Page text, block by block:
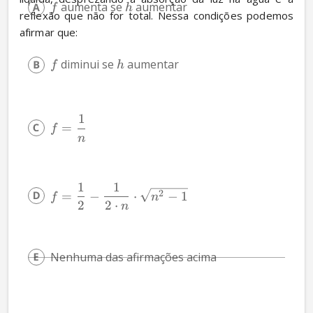
reflexão que não for total. Nessa condições podemos
afirmar que:
f aumenta se h aumentar
f diminui se h aumentar
f =
n
1
f =
2
1
−
2 ⋅ n
1
⋅ n2 − 1
Nenhuma das afirmações acima